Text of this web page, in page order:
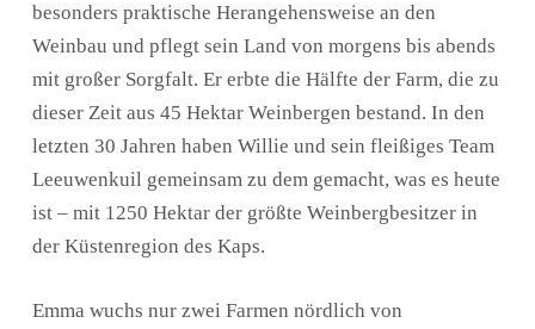
besonders praktische Herangehensweise an den
Weinbau und pflegt sein Land von morgens bis abends
mit großer Sorgfalt. Er erbte die Hälfte der Farm, die zu
dieser Zeit aus 45 Hektar Weinbergen bestand. In den
letzten 30 Jahren haben Willie und sein fleißiges Team
Leeuwenkuil gemeinsam zu dem gemacht, was es heute
ist – mit 1250 Hektar der größte Weinbergbesitzer in
der Küstenregion des Kaps.
Emma wuchs nur zwei Farmen nördlich von